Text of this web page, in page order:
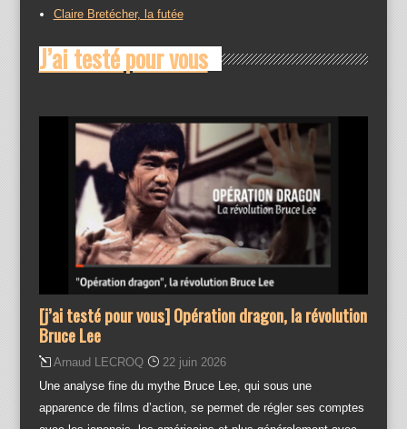
Claire Bretécher, la futée
J’ai testé pour vous
[j’ai testé pour vous] Opération dragon, la révolution
Bruce Lee
Arnaud LECROQ
22 juin 2026
Une analyse fine du mythe Bruce Lee, qui sous une
apparence de films d’action, se permet de régler ses comptes